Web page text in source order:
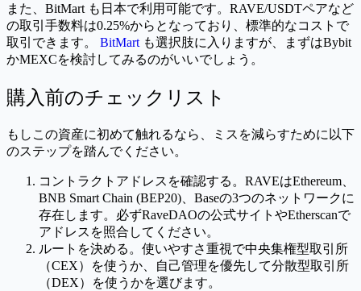
また、BitMart も日本で利用可能です。RAVE/USDTペアなど
の取引手数料は0.25%からとなっており、標準的なコストで
取引できます。 BitMart も選択肢に入りますが、まずはBybit
かMEXCを検討してみるのがいいでしょう。
購入前のチェックリスト
もしこの資産に初めて触れるなら、ミスを減らすために以下
のステップを踏んでください。
コントラクトアドレスを確認する。RAVEはEthereum、
BNB Smart Chain (BEP20)、Baseの3つのネットワークに
存在します。必ずRaveDAOの公式サイトやEtherscanで
アドレスを照合してください。
ルートを決める。使いやすさ重視で中央集権型取引所
（CEX）を使うか、自己管理を優先して分散型取引所
（DEX）を使うかを選びます。